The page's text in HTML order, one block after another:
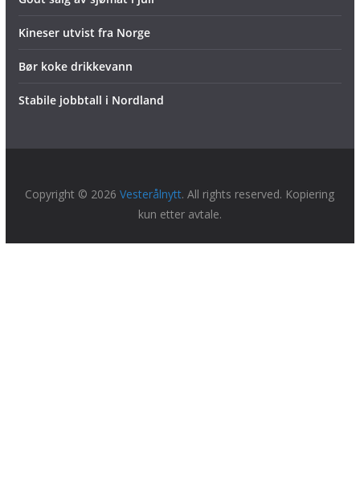
Kineser utvist fra Norge
Bør koke drikkevann
Stabile jobbtall i Nordland
Copyright © 2026Vesterålnytt. All rights reserved. Kopiering
kun etter avtale.